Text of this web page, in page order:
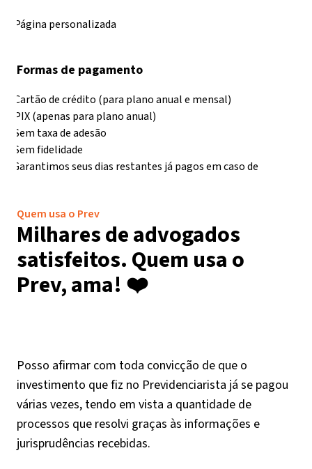
Página personalizada
Formas de pagamento
Cartão de crédito (para plano anual e mensal)
PIX (apenas para plano anual)
Sem taxa de adesão
Sem fidelidade
Garantimos seus dias restantes já pagos em caso de
Quem usa o Prev
Milhares de advogados
satisfeitos. Quem usa o
Prev, ama! ❤️
Posso afirmar com toda convicção de que o
investimento que fiz no Previdenciarista já se pagou
várias vezes, tendo em vista a quantidade de
processos que resolvi graças às informações e
jurisprudências recebidas.